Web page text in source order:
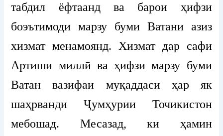
табдил ёфтаанд ва барои ҳифзи
боэътимоди марзу буми Ватани азиз
хизмат менамоянд. Хизмат дар сафи
Артиши миллӣ ва ҳифзи марзу буми
Ватан вазифаи муқаддаси ҳар як
шаҳрванди Ҷумҳурии Точикистон
мебошад. Месазад, ки ҳамин